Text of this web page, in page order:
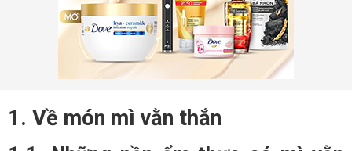
1. Về món mì vằn thắn